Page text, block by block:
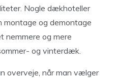
Nogle dækhoteller
montage og demontage
nemmere og mere
og vinterdæk.
overveje, når man vælger